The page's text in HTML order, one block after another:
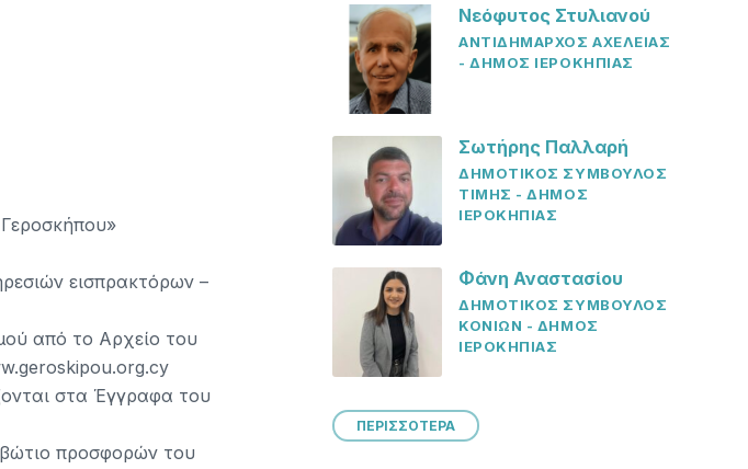
εισπρακτόρων –
από το Αρχείο του
στα Έγγραφα του
προσφορών του
Νεόφυτος Στυλιανού
ΑΝΤΙΔΗΜΑΡΧΟΣ ΑΧΕΛΕΙΑΣ
- ΔΗΜΟΣ ΙΕΡΟΚΗΠΙΑΣ
Σωτήρης Παλλαρή
ΔΗΜΟΤΙΚΟΣ ΣΥΜΒΟΥΛΟΣ
ΤΙΜΗΣ - ΔΗΜΟΣ
ΙΕΡΟΚΗΠΙΑΣ
Φάνη Αναστασίου
ΔΗΜΟΤΙΚΟΣ ΣΥΜΒΟΥΛΟΣ
ΚΟΝΙΩΝ - ΔΗΜΟΣ
ΙΕΡΟΚΗΠΙΑΣ
ΠΕΡΙΣΣΟΤΕΡΑ